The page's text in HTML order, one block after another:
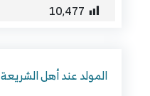
10٬477
المولد عند أهل الشريعة